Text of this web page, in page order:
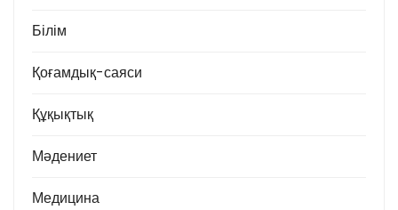
Білім
Қоғамдық-саяси
Құқықтық
Мәдениет
Медицина